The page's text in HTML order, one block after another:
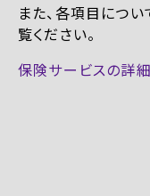
また、各項目につい
覧ください。
保険サービスの詳細